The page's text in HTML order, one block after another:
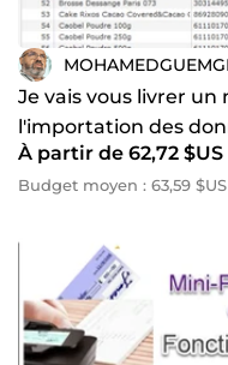
Je vais vous livrer
l'importation des
À partir de 62,72 $US
Budget moyen : 63,59 $US